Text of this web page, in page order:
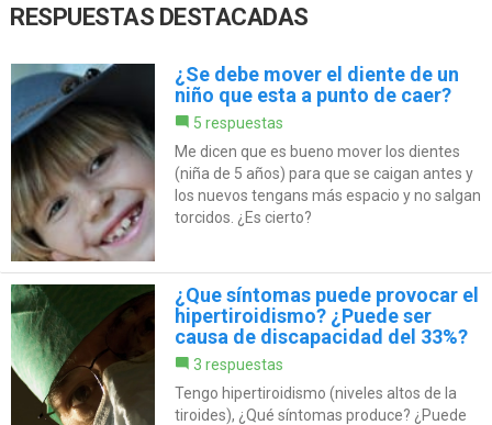
RESPUESTAS DESTACADAS
¿Se debe mover el diente de un
niño que esta a punto de caer?
5 respuestas
Me dicen que es bueno mover los dientes
(niña de 5 años) para que se caigan antes y
los nuevos tengans más espacio y no salgan
torcidos. ¿Es cierto?
¿Que síntomas puede provocar el
hipertiroidismo? ¿Puede ser
causa de discapacidad del 33%?
3 respuestas
Tengo hipertiroidismo (niveles altos de la
tiroides), ¿Qué síntomas produce? ¿Puede